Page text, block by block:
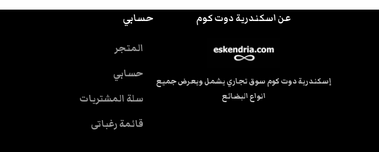
عن اسكندرية دوت كوم
إسكندرية دوت كوم سوق تجاري يشمل ويعرض جميع
انواع البضائع
حسابي
المتجر
حسابي
سلة المشتريات
قائمة رغباتى